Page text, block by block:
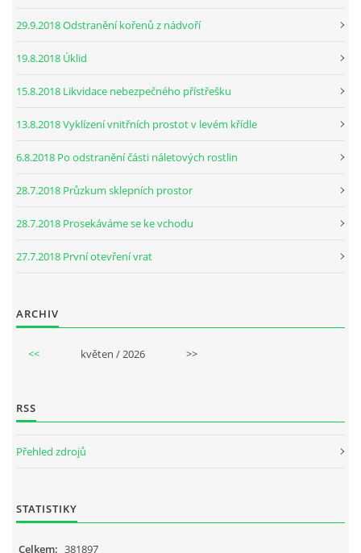
29.9.2018 Odstranění kořenů z nádvoří
19.8.2018 Úklid
15.8.2018 Likvidace nebezpečného přístřešku
13.8.2018 Vyklízení vnitřních prostot v levém křídle
6.8.2018 Po odstranění části náletových rostlin
28.7.2018 Průzkum sklepních prostor
28.7.2018 Prosekáváme se ke vchodu
27.7.2018 První otevření vrat
ARCHIV
<< květen / 2026 >>
RSS
Přehled zdrojů
STATISTIKY
Celkem: 381897